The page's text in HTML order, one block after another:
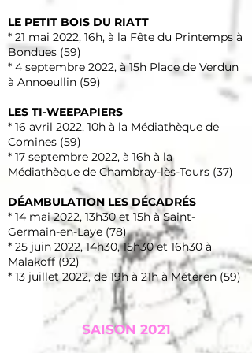
LE PETIT BOIS DU RIATT
* 21 mai 2022, 16h, à la Fête du Printemps à
Bondues (59)
* 4 septembre 2022, à 15h Place de Verdun
à Annoeullin (59)
LES TI-WEEPAPIERS
* 16 avril 2022, 10h à la Médiathèque de
Comines (59)
* 17 septembre 2022, à 16h à la
Médiathèque de Chambray-lès-Tours (37)
DÉAMBULATION LES DÉCADRÉS
* 14 mai 2022, 13h30 et 15h à Saint-
Germain-en-Laye (78)
* 25 juin 2022, 14h30, 15h30 et 16h30 à
Malakoff (92)
* 13 juillet 2022, de 19h à 21h à Méteren (59)
SAISON 2021